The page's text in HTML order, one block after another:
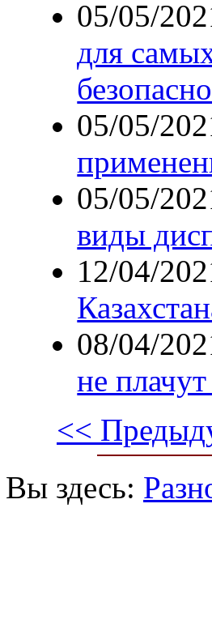
05/05/
для
05/05/
05/05/
виды
12/04/
08/04/
не
<<
Вы здесь: